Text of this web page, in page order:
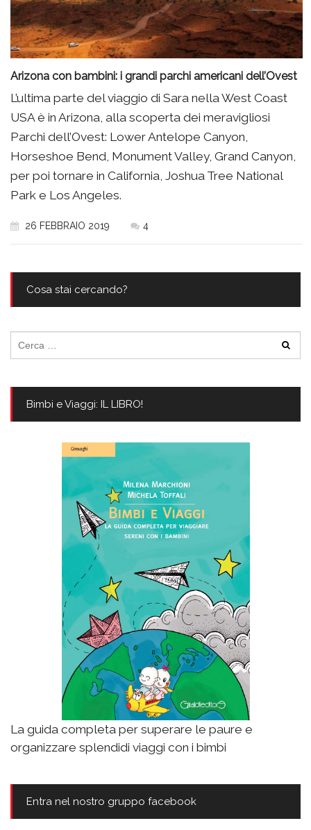
Arizona con bambini: i grandi parchi americani dell’Ovest
L’ultima parte del viaggio di Sara nella West Coast
USA è in Arizona, alla scoperta dei meravigliosi
Parchi dell’Ovest: Lower Antelope Canyon,
Horseshoe Bend, Monument Valley, Grand Canyon,
per poi tornare in California, Joshua Tree National
Park e Los Angeles.
26 FEBBRAIO 2019 4
Cosa stai cercando?
per:
Bimbi e Viaggi: IL LIBRO!
La guida completa per superare le paure e
organizzare splendidi viaggi con i bimbi
Entra nel nostro gruppo facebook